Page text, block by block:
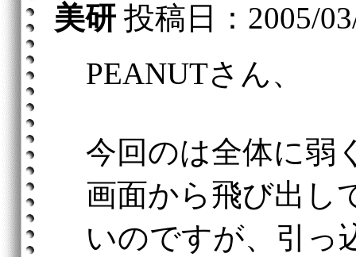
美研 投稿日：2005/
PEANUTさん、
今回のは全体に弱
画面から飛び出し
いのですが、引っ